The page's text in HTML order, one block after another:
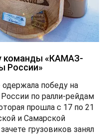
команды «КАМАЗ-
России»
победу на
по ралли-рейдам
прошла с 17 по 21
и Самарской
грузовиков занял